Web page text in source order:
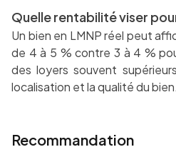
Quelle rentabilité viser
Un bien en LMNP réel peut
de 4 à 5 % contre 3 à 4 %
des loyers souvent
localisation et la qualité du bien.
Recommandation